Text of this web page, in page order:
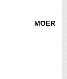
MOER